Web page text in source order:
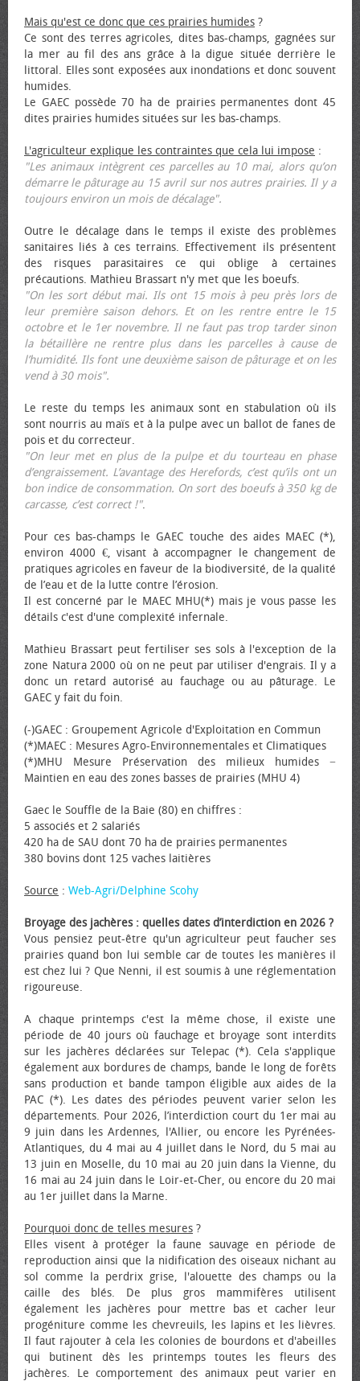
Mais qu'est ce donc que ces prairies humides ?
Ce sont des terres agricoles, dites bas-champs, gagnées sur
la mer au fil des ans grâce à la digue située derrière le
littoral. Elles sont exposées aux inondations et donc souvent
humides.
Le GAEC possède 70 ha de prairies permanentes dont 45
dites prairies humides situées sur les bas-champs.
L'agriculteur explique les contraintes que cela lui impose :
"Les animaux intègrent ces parcelles au 10 mai, alors qu’on
démarre le pâturage au 15 avril sur nos autres prairies. Il y a
toujours environ un mois de décalage".
Outre le décalage dans le temps il existe des problèmes
sanitaires liés à ces terrains. Effectivement ils présentent
des risques parasitaires ce qui oblige à certaines
précautions. Mathieu Brassart n'y met que les bœufs.
"On les sort début mai. Ils ont 15 mois à peu près lors de
leur première saison dehors. Et on les rentre entre le 15
octobre et le 1er novembre. Il ne faut pas trop tarder sinon
la bétaillère ne rentre plus dans les parcelles à cause de
l’humidité. Ils font une deuxième saison de pâturage et on les
vend à 30 mois".
Le reste du temps les animaux sont en stabulation où ils
sont nourris au maïs et à la pulpe avec un ballot de fanes de
pois et du correcteur.
"On leur met en plus de la pulpe et du tourteau en phase
d’engraissement. L’avantage des Herefords, c’est qu’ils ont un
bon indice de consommation. On sort des bœufs à 350 kg de
carcasse, c’est correct !".
Pour ces bas-champs le GAEC touche des aides MAEC (*),
environ 4000 €, visant à accompagner le changement de
pratiques agricoles en faveur de la biodiversité, de la qualité
de l’eau et de la lutte contre l’érosion.
Il est concerné par le MAEC MHU(*) mais je vous passe les
détails c'est d'une complexité infernale.
Mathieu Brassart peut fertiliser ses sols à l'exception de la
zone Natura 2000 où on ne peut par utiliser d'engrais. Il y a
donc un retard autorisé au fauchage ou au pâturage. Le
GAEC y fait du foin.
(-)GAEC : Groupement Agricole d'Exploitation en Commun
(*)MAEC : Mesures Agro-Environnementales et Climatiques
(*)MHU Mesure Préservation des milieux humides −
Maintien en eau des zones basses de prairies (MHU 4)
Gaec le Souffle de la Baie (80) en chiffres :
5 associés et 2 salariés
420 ha de SAU dont 70 ha de prairies permanentes
380 bovins dont 125 vaches laitières
Source : Web-Agri/Delphine Scohy
Broyage des jachères : quelles dates d’interdiction en 2026 ?
Vous pensiez peut-être qu'un agriculteur peut faucher ses
prairies quand bon lui semble car de toutes les manières il
est chez lui ? Que Nenni, il est soumis à une réglementation
rigoureuse.
A chaque printemps c'est la même chose, il existe une
période de 40 jours où fauchage et broyage sont interdits
sur les jachères déclarées sur Telepac (*). Cela s'applique
également aux bordures de champs, bande le long de forêts
sans production et bande tampon éligible aux aides de la
PAC (*). Les dates des périodes peuvent varier selon les
départements. Pour 2026, l’interdiction court du 1er mai au
9 juin dans les Ardennes, l'Allier, ou encore les Pyrénées-
Atlantiques, du 4 mai au 4 juillet dans le Nord, du 5 mai au
13 juin en Moselle, du 10 mai au 20 juin dans la Vienne, du
16 mai au 24 juin dans le Loir-et-Cher, ou encore du 20 mai
au 1er juillet dans la Marne.
Pourquoi donc de telles mesures ?
Elles visent à protéger la faune sauvage en période de
reproduction ainsi que la nidification des oiseaux nichant au
sol comme la perdrix grise, l'alouette des champs ou la
caille des blés. De plus gros mammifères utilisent
également les jachères pour mettre bas et cacher leur
progéniture comme les chevreuils, les lapins et les lièvres.
Il faut rajouter à cela les colonies de bourdons et d'abeilles
qui butinent dès les printemps toutes les fleurs des
jachères. Le comportement des animaux peut varier en